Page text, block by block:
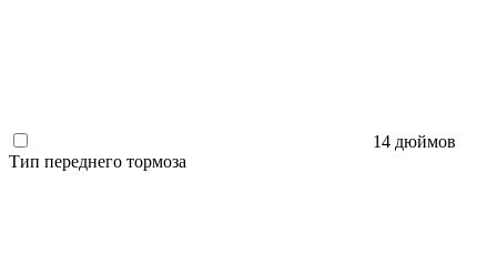
14 дюймов
Тип переднего тормоза